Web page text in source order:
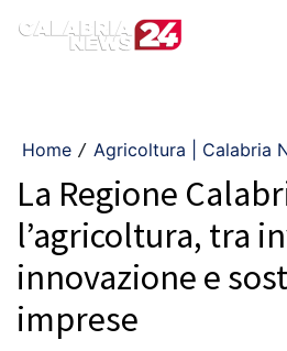
Home / Agricoltura | Calabria
La Regione
l’agricoltura, tra
innovazione e
imprese